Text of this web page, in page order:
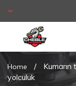
Home /
yolculuk